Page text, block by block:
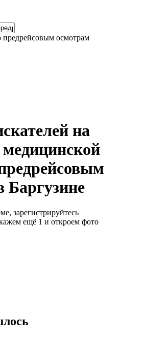
предрейсовым осмотрам
на
Баргузине
зарегистрируйтесь
ещё 1 и откроем фото